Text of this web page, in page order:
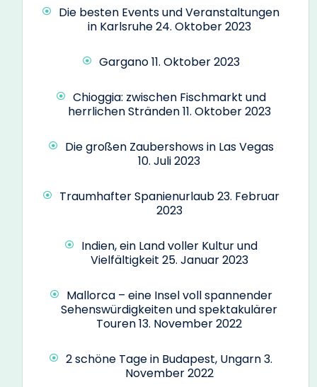
Die besten Events und Veranstaltungen
in Karlsruhe24. Oktober 2023
Gargano11. Oktober 2023
Chioggia: zwischen Fischmarkt und
herrlichen Stränden11. Oktober 2023
Die großen Zaubershows in Las Vegas
10. Juli 2023
Traumhafter Spanienurlaub23. Februar
2023
Indien, ein Land voller Kultur und
Vielfältigkeit 25. Januar 2023
Mallorca – eine Insel voll spannender
Sehenswürdigkeiten und spektakulärer
Touren13. November 2022
2 schöne Tage in Budapest, Ungarn3.
November 2022